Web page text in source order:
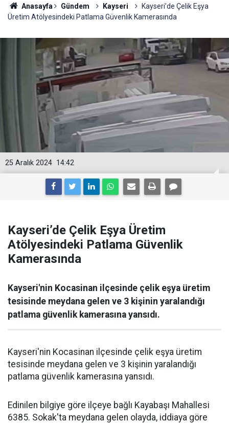
Anasayfa Gündem Kayseri
Kayseri’de Çelik Eşya
Üretim Atölyesindeki Patlama Güvenlik Kamerasında
14:42
25 Aralık 2024
Kayseri’de Çelik Eşya Üretim
Atölyesindeki Patlama Güvenlik
Kamerasında
Kayseri'nin Kocasinan ilçesinde çelik eşya üretim
tesisinde meydana gelen ve 3 kişinin yaralandığı
patlama güvenlik kamerasına yansıdı.
Kayseri'nin Kocasinan ilçesinde çelik eşya üretim
tesisinde meydana gelen ve 3 kişinin yaralandığı
patlama güvenlik kamerasına yansıdı.
Edinilen bilgiye göre ilçeye bağlı Kayabaşı Mahallesi
6385. Sokak'ta meydana gelen olayda, iddiaya göre